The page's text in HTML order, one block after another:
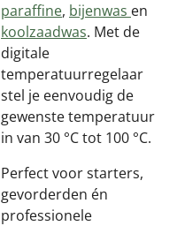
paraffine, bijenwas en
koolzaadwas. Met de
digitale
temperatuurregelaar
stel je eenvoudig de
gewenste temperatuur
in van 30 °C tot 100 °C.
Perfect voor starters,
gevorderden én
professionele